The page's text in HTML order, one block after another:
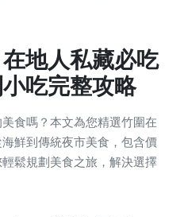
地人私藏必吃
吃完整攻略
食嗎？本文為您精選竹圍在
鮮到傳統夜市美食，包含價
鬆規劃美食之旅，解決選擇